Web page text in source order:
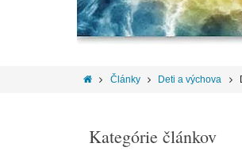
Články Deti a výchova
Kategórie článkov